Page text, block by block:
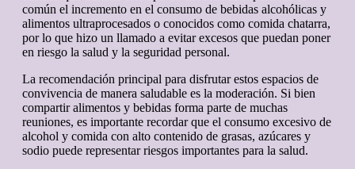
común el incremento en el consumo de bebidas alcohólicas y
alimentos ultraprocesados o conocidos como comida chatarra,
por lo que hizo un llamado a evitar excesos que puedan poner
en riesgo la salud y la seguridad personal.
La recomendación principal para disfrutar estos espacios de
convivencia de manera saludable es la moderación. Si bien
compartir alimentos y bebidas forma parte de muchas
reuniones, es importante recordar que el consumo excesivo de
alcohol y comida con alto contenido de grasas, azúcares y
sodio puede representar riesgos importantes para la salud.